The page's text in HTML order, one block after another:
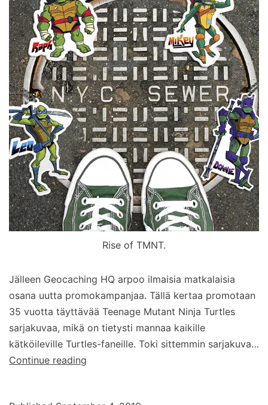
Rise of TMNT.
Jälleen Geocaching HQ arpoo ilmaisia matkalaisia
osana uutta promokampanjaa. Tällä kertaa promotaan
35 vuotta täyttävää Teenage Mutant Ninja Turtles
sarjakuvaa, mikä on tietysti mannaa kaikille
kätköileville Turtles-faneille. Toki sittemmin sarjakuva…
Continue reading